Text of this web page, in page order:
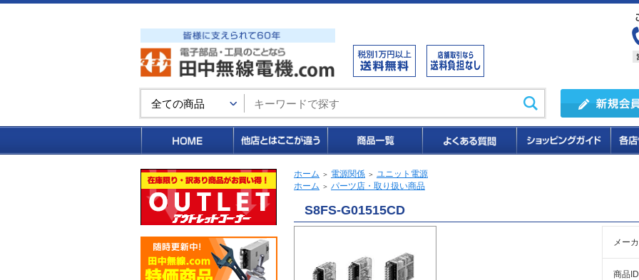
ホーム ＞ 電源関係 ＞ ユニット電源
ホーム ＞ パーツ店・取り扱い商品
S8FS-G01515CD
メー
商品ID